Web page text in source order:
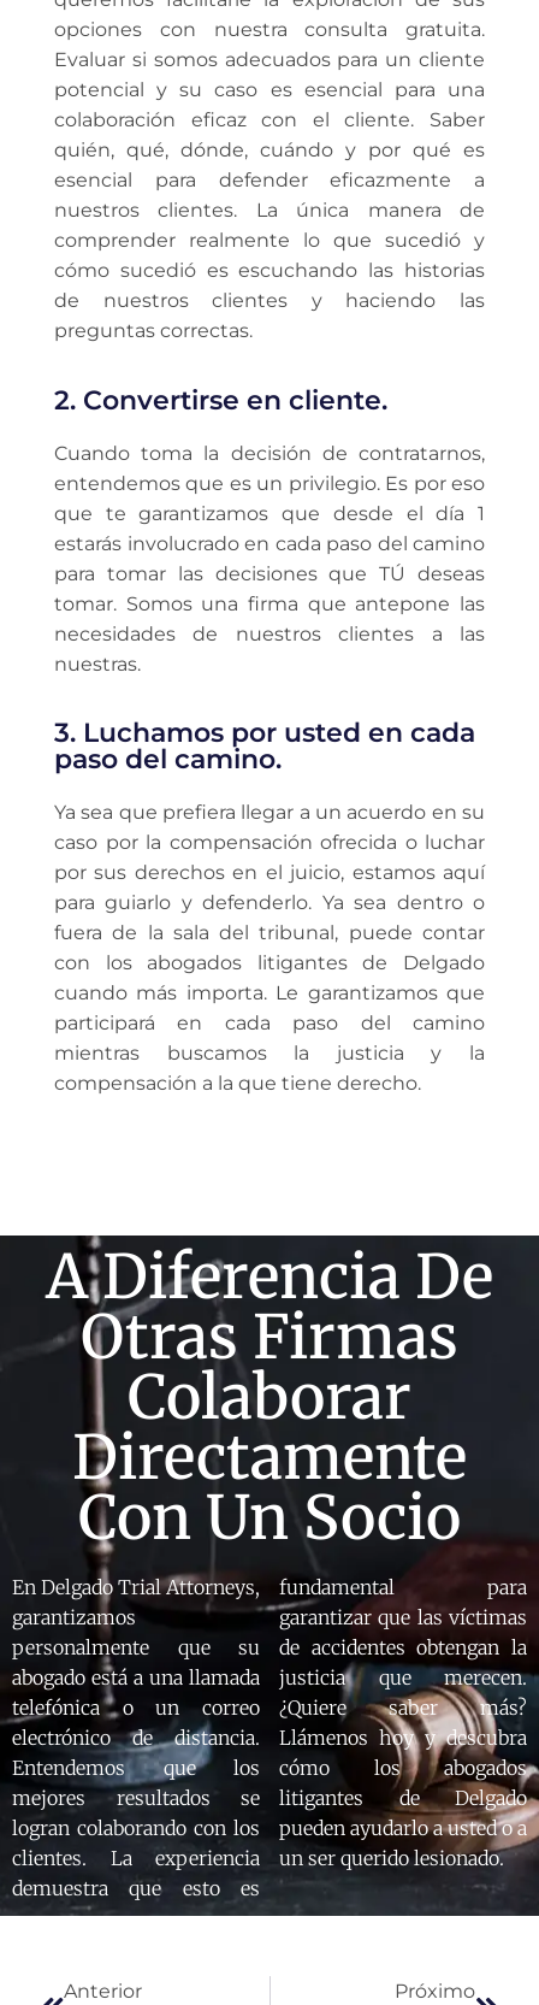
opciones con nuestra consulta gratuita.
Evaluar si somos adecuados para un cliente
potencial y su caso es esencial para una
colaboración eficaz con el cliente. Saber
quién, qué, dónde, cuándo y por qué es
esencial para defender eficazmente a
nuestros clientes. La única manera de
comprender realmente lo que sucedió y
cómo sucedió es escuchando las historias
de nuestros clientes y haciendo las
preguntas correctas.
2. Convertirse en cliente.
Cuando toma la decisión de contratarnos,
entendemos que es un privilegio. Es por eso
que te garantizamos que desde el día 1
estarás involucrado en cada paso del camino
para tomar las decisiones que TÚ deseas
tomar. Somos una firma que antepone las
necesidades de nuestros clientes a las
nuestras.
3. Luchamos por usted en cada
paso del camino.
Ya sea que prefiera llegar a un acuerdo en su
caso por la compensación ofrecida o luchar
por sus derechos en el juicio, estamos aquí
para guiarlo y defenderlo. Ya sea dentro o
fuera de la sala del tribunal, puede contar
con los abogados litigantes de Delgado
cuando más importa. Le garantizamos que
participará en cada paso del camino
mientras buscamos la justicia y la
compensación a la que tiene derecho.
A Diferencia De
Otras Firmas
Colaborar
Directamente
Con Un Socio
En Delgado Trial Attorneys,
garantizamos
personalmente que su
abogado está a una llamada
telefónica o un correo
electrónico de distancia.
Entendemos que los
mejores resultados se
logran colaborando con los
clientes. La experiencia
demuestra que esto es
fundamental para
garantizar que las víctimas
de accidentes obtengan la
justicia que merecen.
¿Quiere saber más?
Llámenos hoy y descubra
cómo los abogados
litigantes de Delgado
pueden ayudarlo a usted o a
un ser querido lesionado.
Anterior Próximo